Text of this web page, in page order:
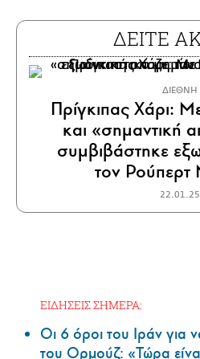
ΔΕΙΤΕ
ΔΙΕΘΝΗ
Πρίγκιπας Χάρι:
και «σημαντική
συμβιβάστηκε
τον Ρούπερτ
22.01.25
ΕΙΔΗΣΕΙΣ ΣΗΜΕΡΑ:
Οι 6 όροι του Ιράν για
του Ορμούζ: «Τώρα